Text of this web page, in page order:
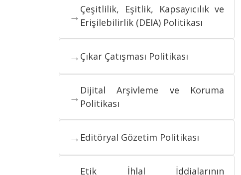
→ Çeşitlilik, Eşitlik, Kapsayıcılık ve
Erişilebilirlik (DEIA) Politikası
→ Çıkar Çatışması Politikası
→ Dijital Arşivleme ve Koruma
Politikası
→ Editöryal Gözetim Politikası
Etik İhlal İddialarının